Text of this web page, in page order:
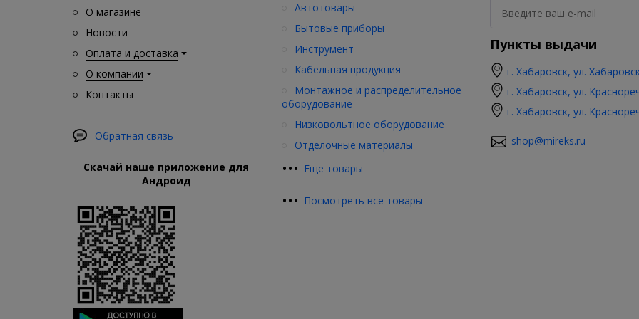
О магазине
Новости
Оплата и доставка
О компании
Контакты
Обратная связь
Скачай наше приложение для
Андроид
••• Еще товары
Автотовары
Бытовые приборы
Инструмент
Кабельная продукция
Монтажное и распределительное
оборудование
Низковольтное оборудование
Отделочные материалы
••• Посмотреть все товары
Пункты выдачи
г. Хабаровск, ул.
г. Хабаровск, ул.
г. Хабаровск, ул.
shop@mireks.ru